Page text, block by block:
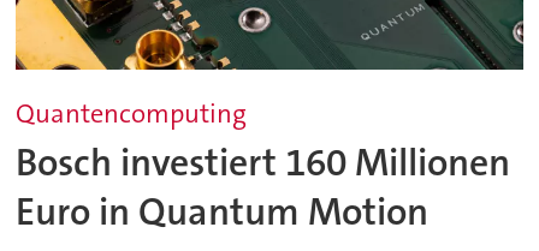
Quantencomputing
Bosch investiert 160 Millionen
Euro in Quantum Motion